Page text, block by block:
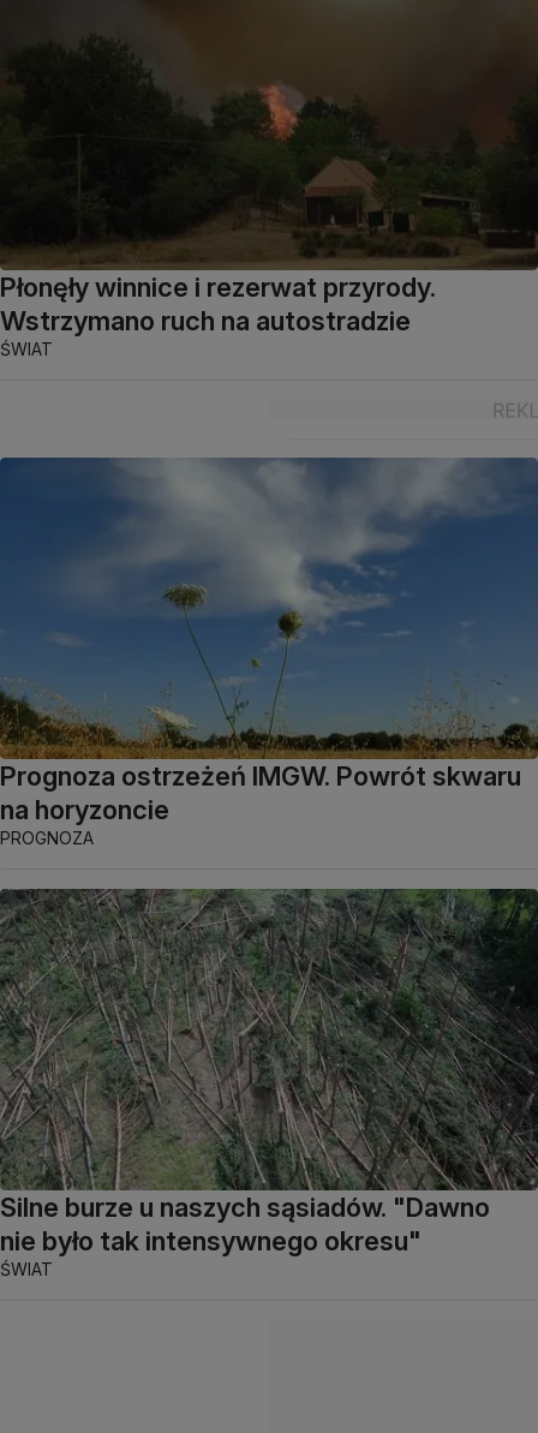
Płonęły winnice i rezerwat przyrody.
Wstrzymano ruch na autostradzie
ŚWIAT
Prognoza ostrzeżeń IMGW. Powrót skwaru
na horyzoncie
PROGNOZA
Silne burze u naszych sąsiadów. "Dawno
nie było tak intensywnego okresu"
ŚWIAT